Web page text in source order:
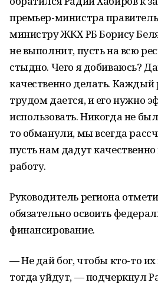
премьер-министра
министру ЖКХ РБ Борису
не выполнит, пусть на всю
стыдно. Чего я добиваюсь?
качественно делать. Каждый
трудом дается, и его нужно
использовать. Никогда не
то обманули, мы всегда
пусть нам дадут
работу.
Руководитель региона
обязательно освоить
финансирование.
— Не дай бог, чтобы кто-то их
тогда уйдут, — подчеркнул